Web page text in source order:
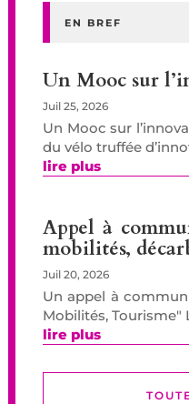
EN BREF
Un Mooc sur
Juil 25, 2026
Un Mooc sur
du vélo truffée
lire plus
Appel à
mobilités,
Juil 20, 2026
Un appel à
Mobilités, Tourisme"
lire plus